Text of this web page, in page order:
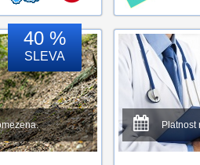
40 %
SLEVA
Platnost